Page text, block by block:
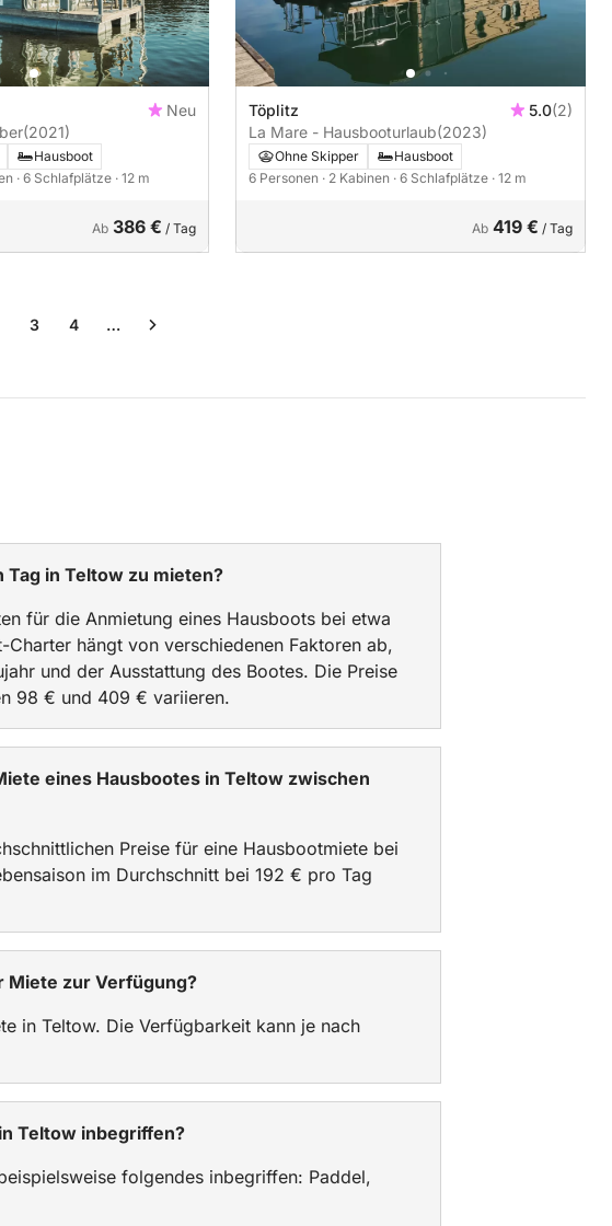
Neu
(2021)
Hausboot
· 6 Schlafplätze · 12 m
Ab 386 € / Tag
Töplitz 5.0(2)
La Mare - Hausbooturlaub(2023)
Ohne Skipper
Hausboot
6 Personen · 2 Kabinen · 6 Schlafplätze · 12 m
Ab 419 € / Tag
3 4 …
in Teltow zu mieten?
für die Anmietung eines Hausboots bei etwa
hängt von verschiedenen Faktoren ab,
und der Ausstattung des Bootes. Die Preise
98 € und 409 € variieren.
eines Hausbootes in Teltow zwischen
Preise für eine Hausbootmiete bei
im Durchschnitt bei 192 € pro Tag
Miete zur Verfügung?
in Teltow. Die Verfügbarkeit kann je nach
Teltow inbegriffen?
folgendes inbegriffen: Paddel,